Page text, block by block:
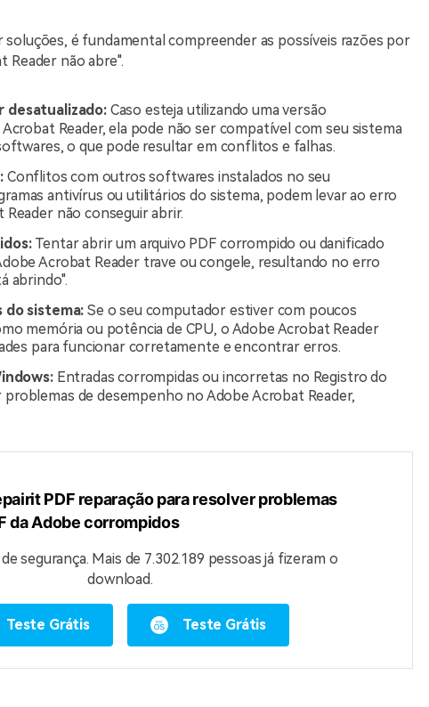
soluções, é fundamental compreender as possíveis razões por
Reader não abre".
desatualizado:Caso esteja utilizando uma versão
Reader, ela pode não ser compatível com seu sistema
o que pode resultar em conflitos e falhas.
Conflitos com outros softwares instalados no seu
antivírus ou utilitários do sistema, podem levar ao erro
Reader não conseguir abrir.
Tentar abrir um arquivo PDF corrompido ou danificado
Acrobat Reader trave ou congele, resultando no erro
abrindo".
do sistema: Se o seu computador estiver com poucos
memória ou potência de CPU, o Adobe Acrobat Reader
para funcionar corretamente e encontrar erros.
Entradas corrompidas ou incorretas no Registro do
problemas de desempenho no Adobe Acrobat Reader,
PDF reparação para resolver problemas
da Adobe corrompidos
segurança. Mais de 7.302.189 pessoas já fizeram o
download.
Teste Grátis Teste Grátis